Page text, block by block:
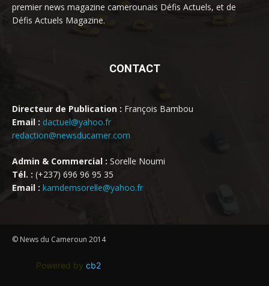
premier news magazine camerounais Défis Actuels, et de
Défis Actuels Magazine.
CONTACT
Directeur de Publication : François Bambou
Email : dactuel@yahoo.fr
redaction@newsducamer.com
Admin & Commercial : Sorelle Noumi
Tél. : (+237) 696 96 95 35
Email : kamdemsorelle@yahoo.fr
© News du Cameroun 2014
Powered by cb2